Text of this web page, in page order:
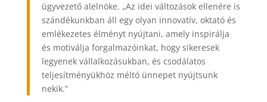
ügyvezető alelnöke. „Az idei változások ellenére is
szándékunkban áll egy olyan innovatív, oktató és
emlékezetes élményt nyújtani, amely inspirálja
és motiválja forgalmazóinkat, hogy sikeresek
legyenek vállalkozásukban, és csodálatos
teljesítményükhöz méltó ünnepet nyújtsunk
nekik.”